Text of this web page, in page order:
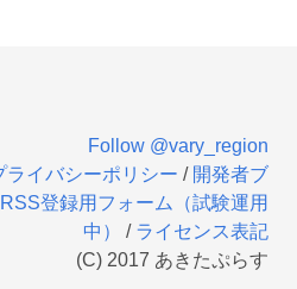
Follow @vary_region
ライバシーポリシー / 開発者ブ
RSS登録用フォーム（試験運用
中） / ライセンス表記
(C) 2017 あきたぷらす